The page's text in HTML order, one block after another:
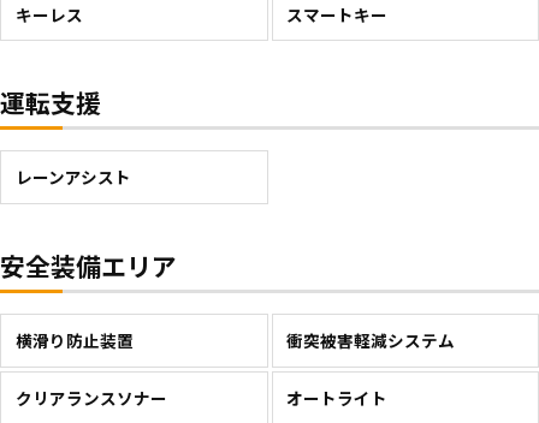
キーレス スマートキー
運転支援
レーンアシスト
安全装備エリア
横滑り防止装置 衝突被害軽減システム
クリアランスソナー オートライト